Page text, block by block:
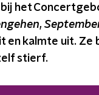
het
,
en kalmte uit. Ze
stierf.